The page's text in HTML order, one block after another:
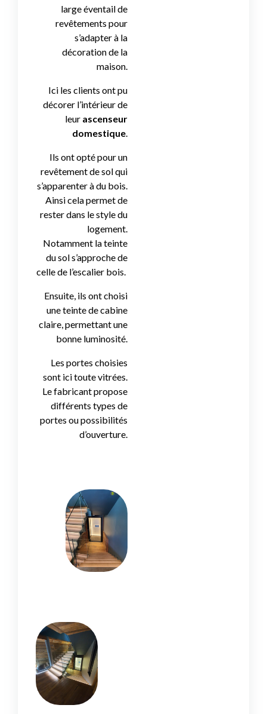
large éventail de
revêtements pour
s’adapter à la
décoration de la
maison.
Ici les clients ont pu
décorer l’intérieur de
leur ascenseur
domestique
Ils ont opté pour un
revêtement de sol qui
s’apparenter à du bois.
Ainsi cela permet de
rester dans le style du
logement.
Notamment la teinte
du sol s’approche de
celle de l’escalier bois.
Ensuite, ils ont choisi
une teinte de cabine
claire, permettant une
bonne luminosité.
Les portes choisies
sont ici toute vitrées.
Le fabricant propose
différents types de
portes ou possibilités
d’ouverture.